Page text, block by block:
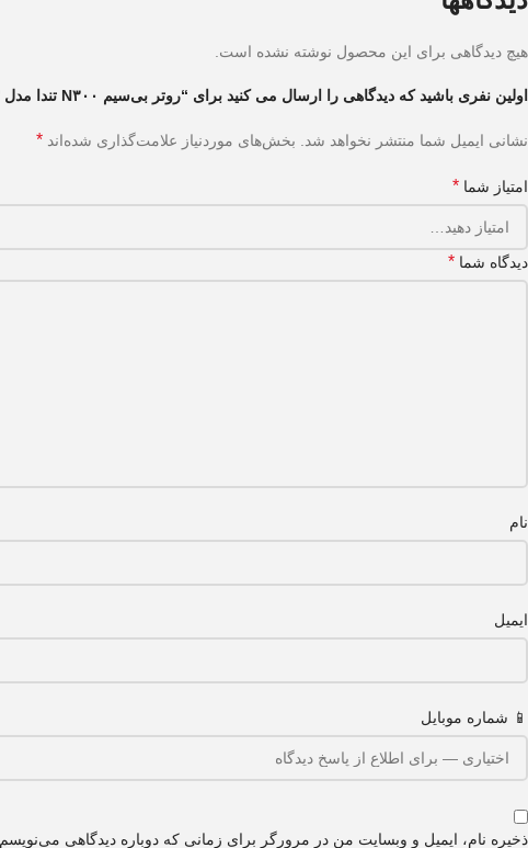
هیچ دیدگاهی برای این محصول نوشته نشده است.
اولین نفری باشید که دیدگاهی را ارسال می کنید برای “روتر بی‌سیم N۳۰۰ تندا مدل F۳”
نشانی ایمیل شما منتشر نخواهد شد. بخش‌های موردنیاز علامت‌گذاری شده‌اند *
امتیاز شما *
دیدگاه شما *
نام
ایمیل
📱 شماره موبایل
ذخیره نام، ایمیل و وبسایت من در مرورگر برای زمانی که دوباره دیدگاهی می‌نویسم.